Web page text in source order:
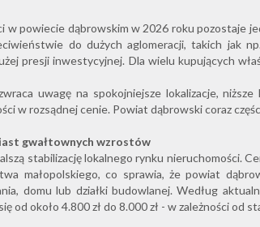
w powiecie dąbrowskim w 2026 roku pozostaje
do dużych aglomeracji, takich jak
presji inwestycyjnej. Dla wielu kupujących
uwagę na spokojniejsze lokalizacje,
w rozsądnej cenie. Powiat dąbrowski coraz
gwałtownych wzrostów
stabilizację lokalnego rynku nieruchomości.
małopolskiego, co sprawia, że powiat
domu lub działki budowlanej. Według
od około 4.800 zł do 8.000 zł - w zależności od